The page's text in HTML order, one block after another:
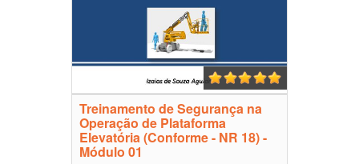
Treinamento de Segurança na
Operação de Plataforma
Elevatória (Conforme - NR 18) -
Módulo 01